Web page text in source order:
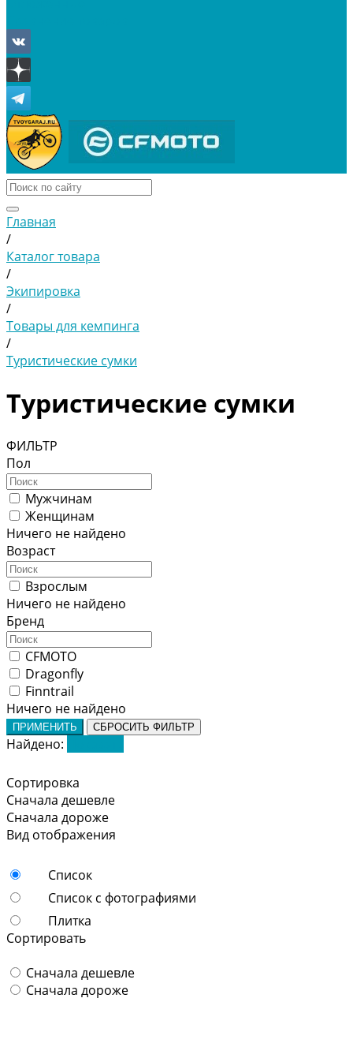
Главная
/
Каталог товара
/
Экипировка
/
Товары для кемпинга
/
Туристические сумки
Туристические сумки
ФИЛЬТР
Пол
Мужчинам
Женщинам
Ничего не найдено
Возраст
Взрослым
Ничего не найдено
Бренд
CFMOTO
Dragonfly
Finntrail
Ничего не найдено
ПРИМЕНИТЬ СБРОСИТЬ ФИЛЬТР
Найдено:
Сортировка
Сначала дешевле
Сначала дороже
Вид отображения
Список
Список с фотографиями
Плитка
Сортировать
Сначала дешевле
Сначала дороже